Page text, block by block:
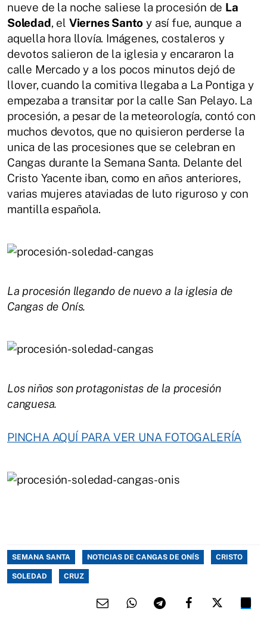
nueve de la noche saliese la procesión de La
Soledad, el Viernes Santo y así fue, aunque a
aquella hora llovía. Imágenes, costaleros y
devotos salieron de la iglesia y encararon la
calle Mercado y a los pocos minutos dejó de
llover, cuando la comitiva llegaba a La Pontiga y
empezaba a transitar por la calle San Pelayo. La
procesión, a pesar de la meteorología, contó con
muchos devotos, que no quisieron perderse la
unica de las procesiones que se celebran en
Cangas durante la Semana Santa. Delante del
Cristo Yacente iban, como en años anteriores,
varias mujeres ataviadas de luto riguroso y con
mantilla española.
La procesión llegando de nuevo a la iglesia de
Cangas de Onís.
Los niños son protagonistas de la procesión
canguesa.
PINCHA AQUÍ PARA VER UNA FOTOGALERÍA
SEMANA SANTA NOTICIAS DE CANGAS DE ONÍS CRISTO
SOLEDAD CRUZ